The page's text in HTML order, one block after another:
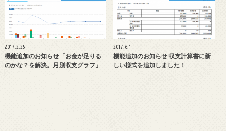
2017.2.25
機能追加のお知らせ「お金が足りる
のかな？を解決。月別収支グラフ」
2017.6.1
機能追加のお知らせ 収支計算書に新
しい様式を追加しました！